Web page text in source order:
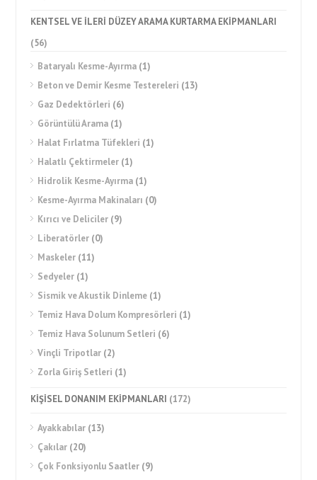
KENTSEL VE İLERİ DÜZEY ARAMA KURTARMA EKİPMANLARI
(56)
Bataryalı Kesme-Ayırma (1)
Beton ve Demir Kesme Testereleri (13)
Gaz Dedektörleri (6)
Görüntülü Arama (1)
Halat Fırlatma Tüfekleri (1)
Halatlı Çektirmeler (1)
Hidrolik Kesme-Ayırma (1)
Kesme-Ayırma Makinaları (0)
Kırıcı ve Deliciler (9)
Liberatörler (0)
Maskeler (11)
Sedyeler (1)
Sismik ve Akustik Dinleme (1)
Temiz Hava Dolum Kompresörleri (1)
Temiz Hava Solunum Setleri (6)
Vinçli Tripotlar (2)
Zorla Giriş Setleri (1)
KİŞİSEL DONANIM EKİPMANLARI (172)
Ayakkabılar (13)
Çakılar (20)
Çok Fonksiyonlu Saatler (9)